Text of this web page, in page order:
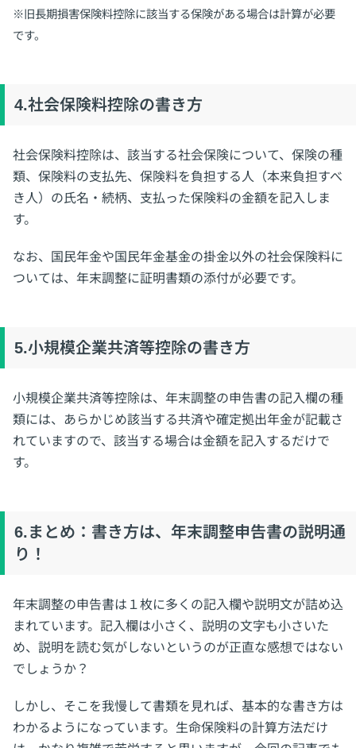
※旧長期損害保険料控除に該当する保険がある場合は計算が必要
です。
4.社会保険料控除の書き方
社会保険料控除は、該当する社会保険について、保険の種
類、保険料の支払先、保険料を負担する人（本来負担すべ
き人）の氏名・続柄、支払った保険料の金額を記入しま
す。
なお、国民年金や国民年金基金の掛金以外の社会保険料に
ついては、年末調整に証明書類の添付が必要です。
5.小規模企業共済等控除の書き方
小規模企業共済等控除は、年末調整の申告書の記入欄の種
類には、あらかじめ該当する共済や確定拠出年金が記載さ
れていますので、該当する場合は金額を記入するだけで
す。
6.まとめ：書き方は、年末調整申告書の説明通
り！
年末調整の申告書は１枚に多くの記入欄や説明文が詰め込
まれています。記入欄は小さく、説明の文字も小さいた
め、説明を読む気がしないというのが正直な感想ではない
でしょうか？
しかし、そこを我慢して書類を見れば、基本的な書き方は
わかるようになっています。生命保険料の計算方法だけ